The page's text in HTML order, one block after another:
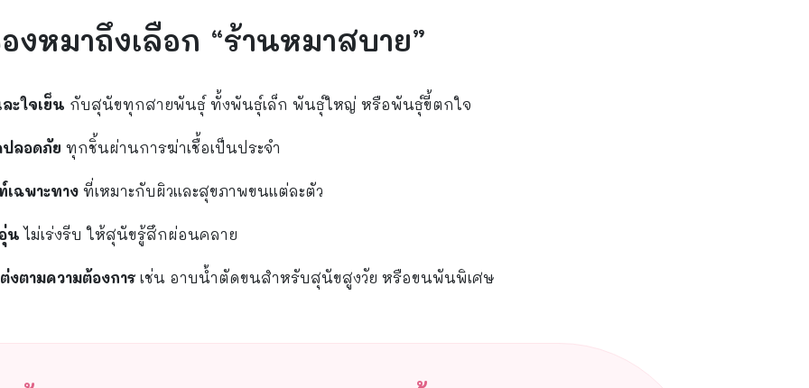
องหมาถึงเลือก “ร้านหมาสบาย”
ะใจเย็น กับสุนัขทุกสายพันธุ์ ทั้งพันธุ์เล็ก พันธุ์ใหญ่ หรือพันธุ์ขี้ตกใจ
ลอดภัย ทุกชิ้นผ่านการฆ่าเชื้อเป็นประจำ
ฉพาะทาง ที่เหมาะกับผิวและสุขภาพขนแต่ละตัว
นไม่เร่งรีบ ให้สุนัขรู้สึกผ่อนคลาย
งตามความต้องการ เช่น อาบน้ำตัดขนสำหรับสุนัขสูงวัย หรือขนพันพิเศษ